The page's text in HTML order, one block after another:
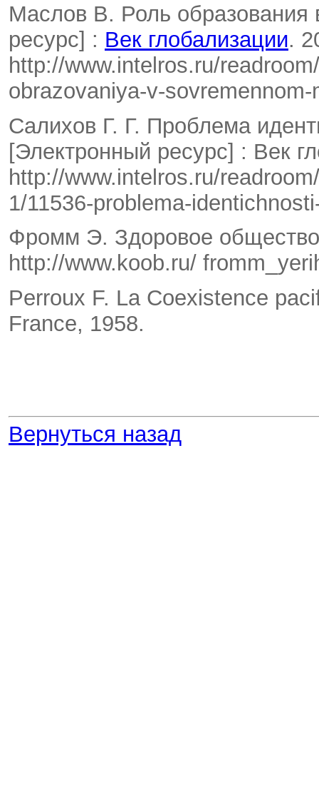
Маслов В. Роль
ресурс] : Век глобализации.
http://www.intelros.ru/
obrazovaniya-v-
Салихов Г. Г. Проблема
[Электронный ресурс] : Век
http://www.intelros.ru/
1/11536-problema-
Фромм Э. Здоровое
http://www.koob.ru/
Perroux F. La Coexistence
France, 1958.
Вернуться назад